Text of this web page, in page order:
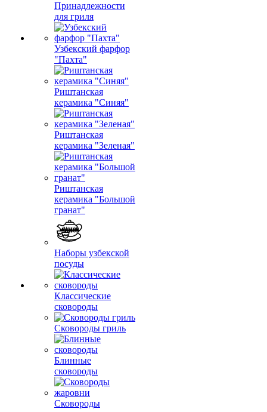
Принадлежности
для гриля
Узбекский фарфор
"Пахта"
Риштанская
керамика "Синяя"
Риштанская
керамика "Зеленая"
Риштанская
керамика "Большой
гранат"
Наборы узбекской
посуды
Классические
сковороды
Сковороды гриль
Блинные
сковороды
Сковороды